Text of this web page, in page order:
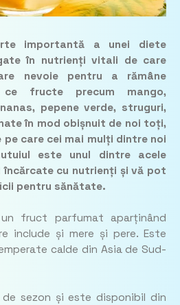
importantă a unei diete
în nutrienți vitali de care
nevoie pentru a rămâne
fructe precum mango,
pepene verde, struguri,
în mod obișnuit de noi toți,
care cei mai mulți dintre noi
este unul dintre acele
cu nutrienți și vă pot
pentru sănătate.
fruct parfumat aparținând
include și mere și pere. Este
calde din Asia de Sud-
sezon și este disponibil din